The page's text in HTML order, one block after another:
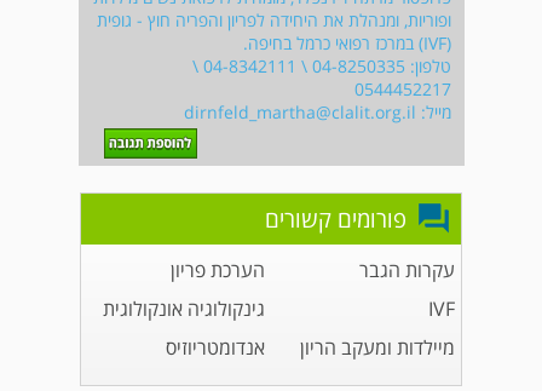
ופוריות, ומנהלת את היחידה לפריון והפריה חוץ - גופית
(IVF) במרכז רפואי כרמל בחיפה.
טלפון: 04-8250335 \ 04-8342111 \
0544452217
מייל: dirnfeld_martha@clalit.org.il
פורומים קשורים
עקרות הגבר
הערכת פריון
IVF
גינקולוגיה אונקולוגית
מיילדות ומעקב הריון
אנדומטריוזיס